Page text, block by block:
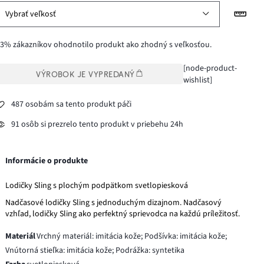
Vybrať veľkosť
zákazníkov ohodnotilo produkt ako zhodný s veľkosťou.
VÝROBOK JE VYPREDANÝ
[node-product-
wishlist]
487 osobám sa tento produkt páči
91 osôb si prezrelo tento produkt v priebehu 24h
Informácie o produkte
Lodičky Sling s plochým podpätkom svetlopiesková
Nadčasové lodičky Sling s jednoduchým dizajnom. Nadčasový
vzhľad, lodičky Sling ako perfektný sprievodca na každú príležitosť.
MateriálVrchný materiál: imitácia kože; Podšívka: imitácia kože;
Vnútorná stieľka: imitácia kože; Podrážka: syntetika